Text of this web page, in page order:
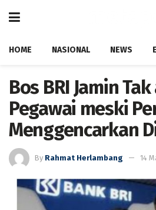
HOME NASIONAL NEWS
Bos BRI Jamin
Pegawai meski
Menggencarkan
By Rahmat Herlambang 14